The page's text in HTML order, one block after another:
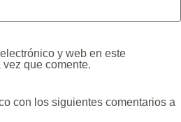
y web en este
que comente.
con los siguientes comentarios a